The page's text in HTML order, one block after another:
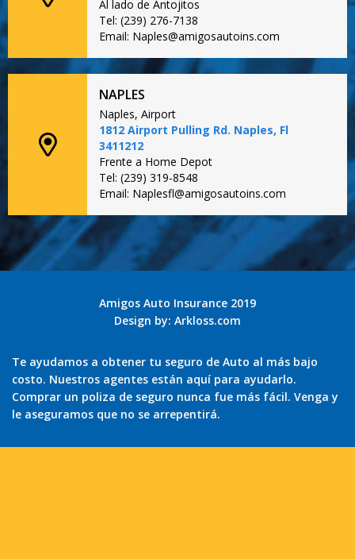
Al lado de Antojitos
Tel: (239) 276-7138
Email: Naples@amigosautoins.com
NAPLES
Naples, Airport
1812 Airport Pulling Rd. Naples, Fl
3411212
Frente a Home Depot
Tel: (239) 319-8548
Email: Naplesfl@amigosautoins.com
Amigos Auto Insurance 2019
Design by: Arkloss.com
Te ayudamos a obtener tu seguro de Auto al más bajo
costo. Nuestros agentes están aquí para ayudarlo.
Comprar un poliza de seguro nunca fue más fácil. Venga y
le aseguramos que no se arrepentirá.